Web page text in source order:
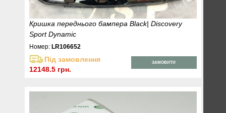
Кришка переднього бампера Black| Discovery
Sport Dynamic
Номер: LR106652
Під замовлення
12148.5 грн.
ЗАМОВИТИ